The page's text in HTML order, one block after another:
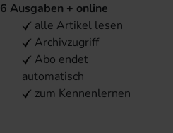
6 Ausgaben + online
alle Artikel lesen
Archivzugriff
Abo endet
automatisch
zum Kennenlernen